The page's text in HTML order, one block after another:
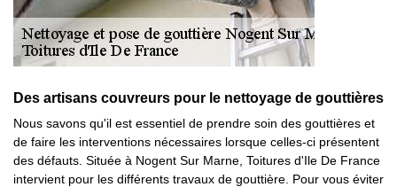
Des artisans couvreurs pour le nettoyage de gouttières
Nous savons qu'il est essentiel de prendre soin des gouttières et
de faire les interventions nécessaires lorsque celles-ci présentent
des défauts. Située à Nogent Sur Marne, Toitures d'Ile De France
intervient pour les différents travaux de gouttière. Pour vous éviter